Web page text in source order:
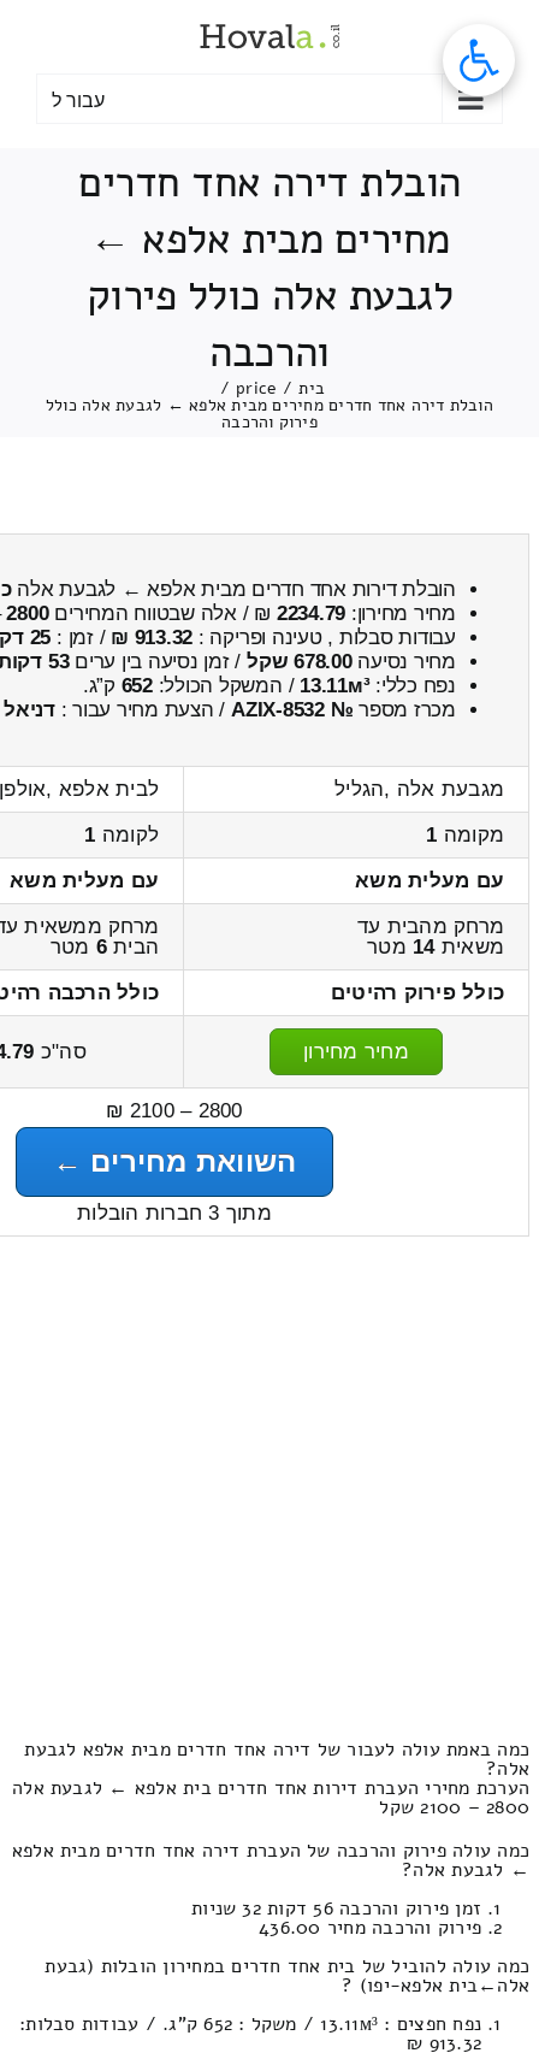
עבור ל
הובלת דירה אחד חדרים
מחירים מבית אלפא ←
לגבעת אלה כולל פירוק
והרכבה
בית /
price
/
הובלת דירה אחד חדרים מחירים מבית אלפא ← לגבעת אלה כולל
פירוק והרכבה
הובלת דירות אחד חדרים מבית אלפא ← לגבעת אלה
מחיר מחירון: 2234.79 ₪ / אלה שבטווח המחירים2800
עבודות סבלות , טעינה ופריקה : 913.32 ₪ / זמן : 25 דקות 29 שניות
מחיר נסיעה678.00 שקל / זמן נסיעה בין ערים53 דקות
נפח כללי:13.11м³ / המשקל הכולל:652 ק”ג.
מכרז מספר № AZIX-8532 / הצעת מחיר עבור :דניאל
מגבעת אלה ,הגליל
לבית אלפא ,אולפן
מקומה 1 לקומה 1
עם מעלית משא
עם מעלית משא
מרחק מהבית עד
משאית14 מטר
מרחק ממשאית
הבית6 מטר
כולל פירוק רהיטים
כולל הרכבה
מחיר מחירון סה"כ
2800 – 2100 ₪
השוואת מחירים ←
מתוך 3 חברות הובלות
כמה באמת עולה לעבור של דירה אחד חדרים מבית אלפא לגבעת
אלה?
הערכת מחירי העברת דירות אחד חדרים בית אלפא ← לגבעת אלה
2800 – 2100 שקל
כמה עולה פירוק והרכבה של העברת דירה אחד חדרים מבית אלפא
← לגבעת אלה?
זמן פירוק והרכבה 56 דקות 32 שניות
פירוק והרכבה מחיר 436.00
כמה עולה להוביל של בית אחד חדרים במחירון הובלות (גבעת
אלה‎←‏בית אלפא-יפו) ?
נפח חפצים : 13.11м³ / משקל : 652 ק”ג. / עבודות סבלות:
913.32 ₪